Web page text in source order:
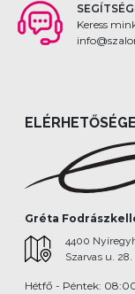
Keress
Gréta
4400
Szarvas u. 28.
Hétfő - Péntek: